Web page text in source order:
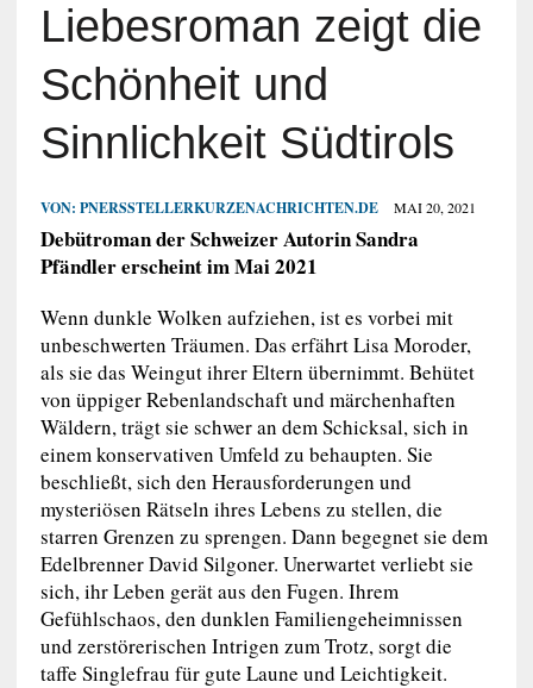
Liebesroman zeigt die
Schönheit und
Sinnlichkeit Südtirols
VON: PNERSSTELLERKURZENACHRICHTEN.DE MAI 20, 2021
Debütroman der Schweizer Autorin Sandra
Pfändler erscheint im Mai 2021
Wenn dunkle Wolken aufziehen, ist es vorbei mit
unbeschwerten Träumen. Das erfährt Lisa Moroder,
als sie das Weingut ihrer Eltern übernimmt. Behütet
von üppiger Rebenlandschaft und märchenhaften
Wäldern, trägt sie schwer an dem Schicksal, sich in
einem konservativen Umfeld zu behaupten. Sie
beschließt, sich den Herausforderungen und
mysteriösen Rätseln ihres Lebens zu stellen, die
starren Grenzen zu sprengen. Dann begegnet sie dem
Edelbrenner David Silgoner. Unerwartet verliebt sie
sich, ihr Leben gerät aus den Fugen. Ihrem
Gefühlschaos, den dunklen Familiengeheimnissen
und zerstörerischen Intrigen zum Trotz, sorgt die
taffe Singlefrau für gute Laune und Leichtigkeit.